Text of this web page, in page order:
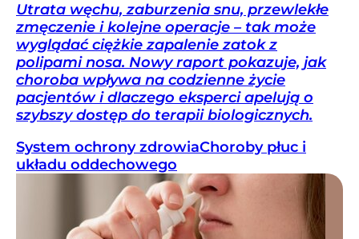
Utrata węchu, zaburzenia snu, przewlekłe
zmęczenie i kolejne operacje – tak może
wyglądać ciężkie zapalenie zatok z
polipami nosa. Nowy raport pokazuje, jak
choroba wpływa na codzienne życie
pacjentów i dlaczego eksperci apelują o
szybszy dostęp do terapii biologicznych.
System ochrony zdrowiaChoroby płuc i
układu oddechowego